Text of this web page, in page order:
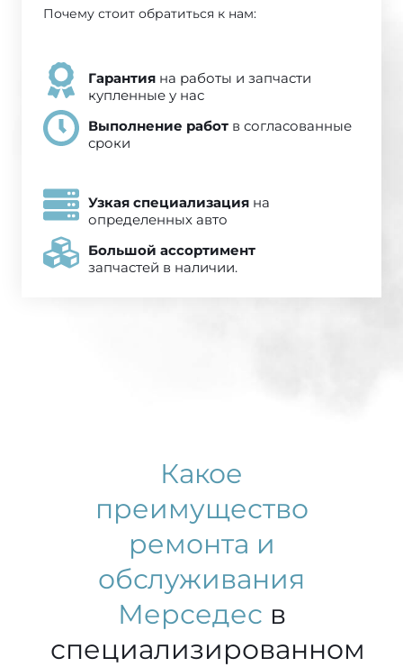
Почему стоит обратиться к нам:
Гарантия на работы и запчасти
купленные у нас
Выполнение работ в согласованные
сроки
Узкая специализация на
определенных авто
Большой ассортимент
запчастей в наличии.
Какое
преимущество
ремонта и
обслуживания
Мерседес в
специализированном